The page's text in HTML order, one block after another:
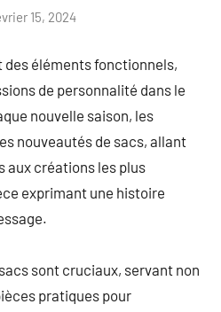
15, 2024
des éléments fonctionnels,
de personnalité dans le
nouvelle saison, les
nouveautés de sacs, allant
aux créations les plus
exprimant une histoire
sont cruciaux, servant non
pratiques pour